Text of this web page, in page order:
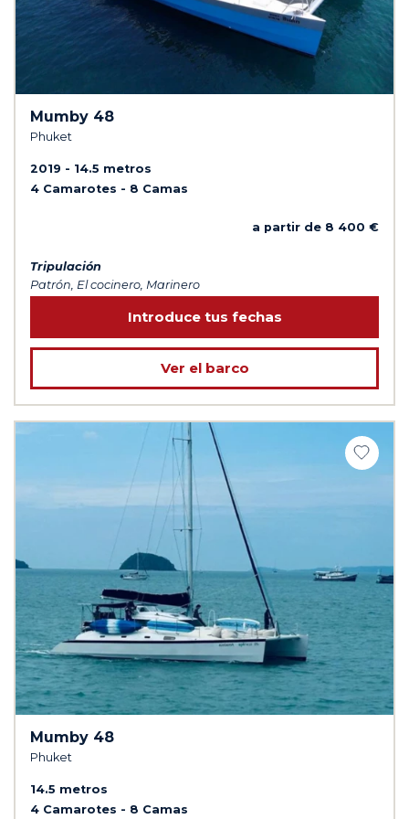
Mumby 48
Phuket
2019
14.5 metros
4 Camarotes
8 Camas
a partir de 8 400 €
Tripulación
Patrón, El cocinero, Marinero
Introduce tus fechas
Ver el barco
Mumby 48
Phuket
14.5 metros
4 Camarotes
8 Camas